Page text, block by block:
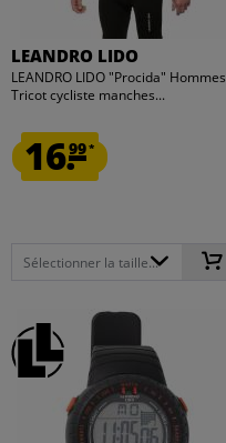
LEANDRO LIDO
LEANDRO LIDO "Procida" Hommes
Tricot cycliste manches...
16.99*
Sélectionner la taille...